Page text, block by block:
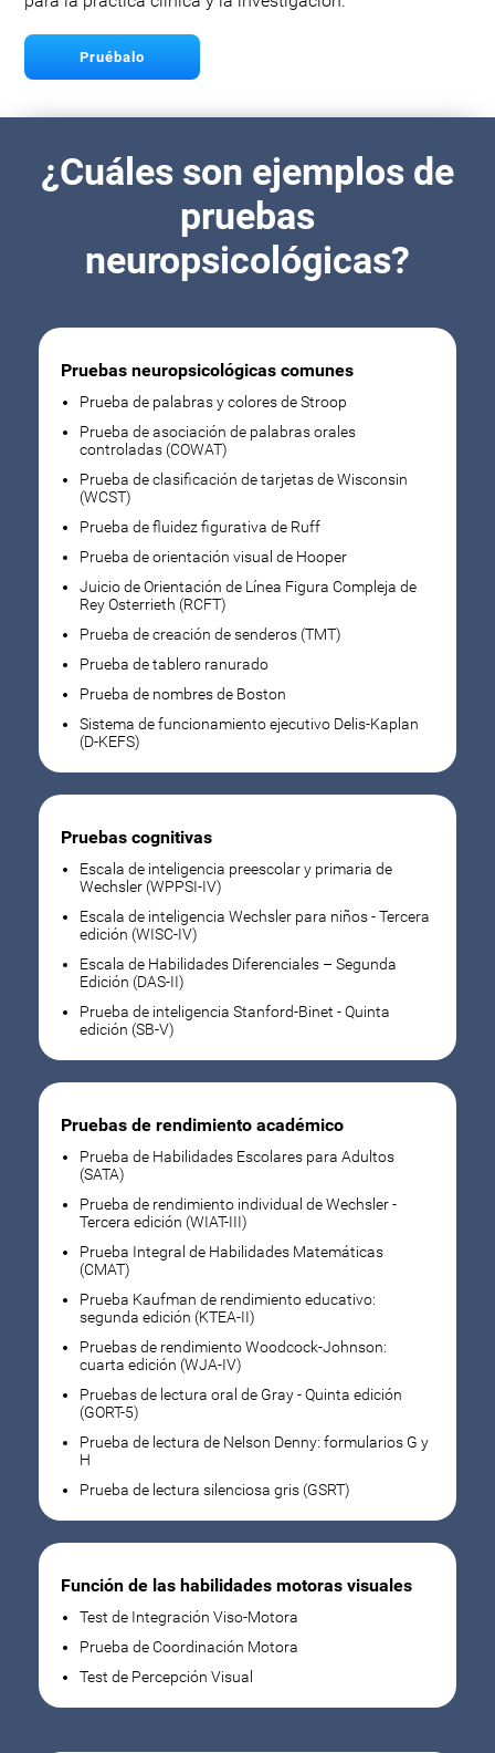
Pruébalo
¿Cuáles son ejemplos de
pruebas
neuropsicológicas?
Pruebas neuropsicológicas comunes
Prueba de palabras y colores de Stroop
Prueba de asociación de palabras orales
controladas (COWAT)
Prueba de clasificación de tarjetas de Wisconsin
(WCST)
Prueba de fluidez figurativa de Ruff
Prueba de orientación visual de Hooper
Juicio de Orientación de Línea Figura Compleja de
Rey Osterrieth (RCFT)
Prueba de creación de senderos (TMT)
Prueba de tablero ranurado
Prueba de nombres de Boston
Sistema de funcionamiento ejecutivo Delis-Kaplan
(D-KEFS)
Pruebas cognitivas
Escala de inteligencia preescolar y primaria de
Wechsler (WPPSI-IV)
Escala de inteligencia Wechsler para niños - Tercera
edición (WISC-IV)
Escala de Habilidades Diferenciales – Segunda
Edición (DAS-II)
Prueba de inteligencia Stanford-Binet - Quinta
edición (SB-V)
Pruebas de rendimiento académico
Prueba de Habilidades Escolares para Adultos
(SATA)
Prueba de rendimiento individual de Wechsler -
Tercera edición (WIAT-III)
Prueba Integral de Habilidades Matemáticas
(CMAT)
Prueba Kaufman de rendimiento educativo:
segunda edición (KTEA-II)
Pruebas de rendimiento Woodcock-Johnson:
cuarta edición (WJA-IV)
Pruebas de lectura oral de Gray - Quinta edición
(GORT-5)
Prueba de lectura de Nelson Denny: formularios G y
H
Prueba de lectura silenciosa gris (GSRT)
Función de las habilidades motoras visuales
Test de Integración Viso-Motora
Prueba de Coordinación Motora
Test de Percepción Visual